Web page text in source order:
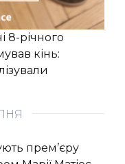
8-річного
кінь:
прем’єру